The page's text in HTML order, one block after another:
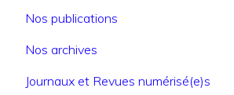
Nos publications
Nos archives
Journaux et Revues numérisé(e)s